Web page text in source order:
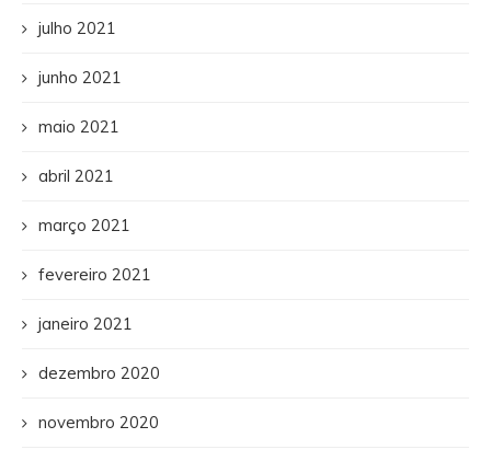
julho 2021
junho 2021
maio 2021
abril 2021
março 2021
fevereiro 2021
janeiro 2021
dezembro 2020
novembro 2020